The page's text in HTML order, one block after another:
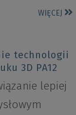
WIĘCEJ
technologii
3D PA12
lepiej